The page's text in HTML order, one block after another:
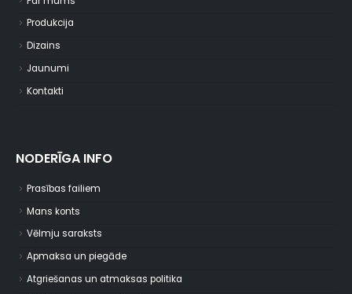
Produkcija
Dizains
Jaunumi
Kontakti
NODERĪGA INFO
Prasības failiem
Mans konts
Vēlmju saraksts
Apmaksa un piegāde
Atgriešanas un atmaksas politika